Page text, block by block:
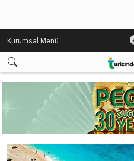
Kurumsal Menü